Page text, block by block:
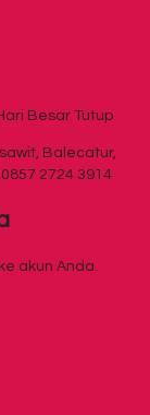
Besar Tutup
Balecatur,
2724 3914
akun Anda.